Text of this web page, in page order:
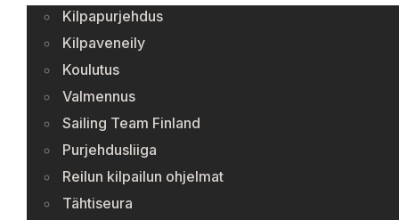
Kilpapurjehdus
Kilpaveneily
Koulutus
Valmennus
Sailing Team Finland
Purjehdusliiga
Reilun kilpailun ohjelmat
Tähtiseura